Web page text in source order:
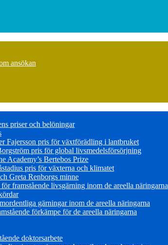
ansökan
priser och belöningar
Fajersson pris för växtförädling i lantbruket
pris för global livsmedelsförsörjning
Academy’s Bertebos Prize
pris för växterna och klimatet
Greta Renborgs minne
framstående livsgärning inom de areella näringarna
gärningar inom de areella näringarna
förkämpe för de areella näringarna
doktorsarbete